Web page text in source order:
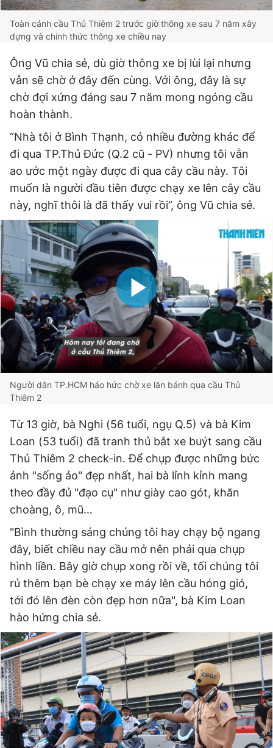
Toàn cảnh cầu Thủ Thiêm 2 trước giờ thông xe sau 7 năm xây
dựng và chính thức thông xe chiều nay
Ông Vũ chia sẻ, dù giờ thông xe bị lùi lại nhưng
vẫn sẽ chờ ở đây đến cùng. Với ông, đây là sự
chờ đợi xứng đáng sau 7 năm mong ngóng cầu
hoàn thành.
“Nhà tôi ở Bình Thạnh, có nhiều đường khác để
đi qua TP.Thủ Đức (Q.2 cũ - PV) nhưng tôi vẫn
ao ước một ngày được đi qua cây cầu này. Tôi
muốn là người đầu tiên được chạy xe lên cây cầu
này, nghĩ thôi là đã thấy vui rồi”, ông Vũ chia sẻ.
Người dân TP.HCM háo hức chờ xe lăn bánh qua cầu Thủ
Thiêm 2
Từ 13 giờ, bà Nghi (56 tuổi, ngụ Q.5) và bà Kim
Loan (53 tuổi) đã tranh thủ bắt xe buýt sang cầu
Thủ Thiêm 2 check-in. Để chụp được những bức
ảnh "sống ảo" đẹp nhất, hai bà lỉnh kỉnh mang
theo đầy đủ "đạo cụ" như giày cao gót, khăn
choàng, ô, mũ…
"Bình thường sáng chúng tôi hay chạy bộ ngang
đây, biết chiều nay cầu mở nên phải qua chụp
hình liền. Bây giờ chụp xong rồi về, tối chúng tôi
rủ thêm bạn bè chạy xe máy lên cầu hóng gió,
tới đó lên đèn còn đẹp hơn nữa", bà Kim Loan
hào hứng chia sẻ.